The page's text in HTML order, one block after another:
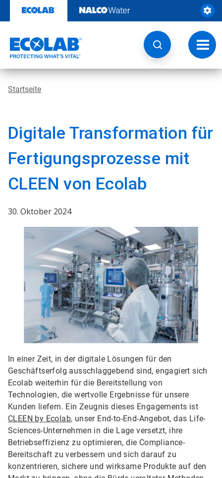
Inhalt
Startseite
Digitale Transformation für
Fertigungsprozesse mit
CLEEN von Ecolab
30. Oktober 2024
In einer Zeit, in der digitale Lösungen für den
Geschäftserfolg ausschlaggebend sind, engagiert sich
Ecolab weiterhin für die Bereitstellung von
Technologien, die wertvolle Ergebnisse für unsere
Kunden liefern. Ein Zeugnis dieses Engagements ist
CLEEN by Ecolab, unser End-to-End-Angebot, das Life-
Sciences-Unternehmen in die Lage versetzt, ihre
Betriebseffizienz zu optimieren, die Compliance-
Bereitschaft zu verbessern und sich darauf zu
konzentrieren, sichere und wirksame Produkte auf den